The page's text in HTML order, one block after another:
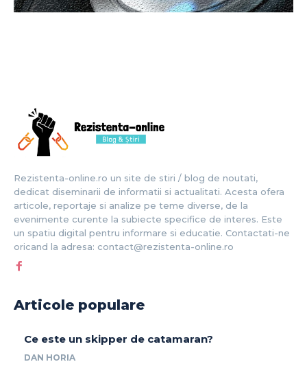
Rezistenta-online.ro un site de stiri / blog de noutati,
dedicat diseminarii de informatii si actualitati. Acesta ofera
articole, reportaje si analize pe teme diverse, de la
evenimente curente la subiecte specifice de interes. Este
un spatiu digital pentru informare si educatie. Contactati-ne
oricand la adresa: contact@rezistenta-online.ro
Articole populare
Ce este un skipper de catamaran?
DAN HORIA